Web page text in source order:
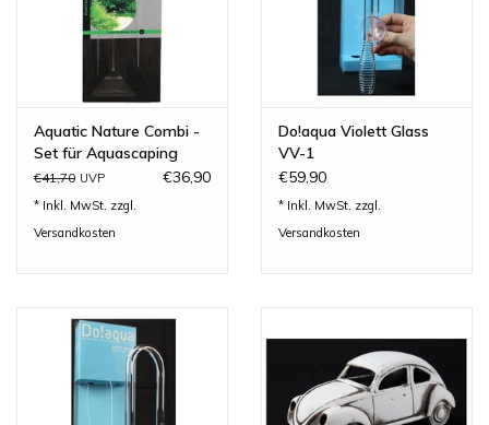
Aquatic Nature Combi -
Set für Aquascaping
€41,70 UVP €36,90
* Inkl. MwSt. zzgl.
Versandkosten
Do!aqua Violett Glass
VV-1
€59,90
* Inkl. MwSt. zzgl.
Versandkosten